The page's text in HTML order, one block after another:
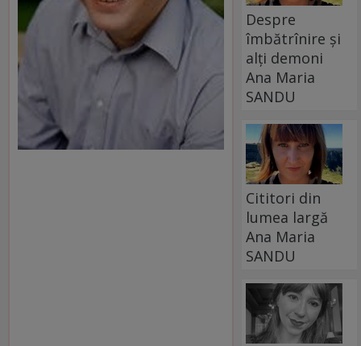
Despre
îmbătrînire și
alți demoni
Ana Maria
SANDU
Cititori din
lumea largă
Ana Maria
SANDU